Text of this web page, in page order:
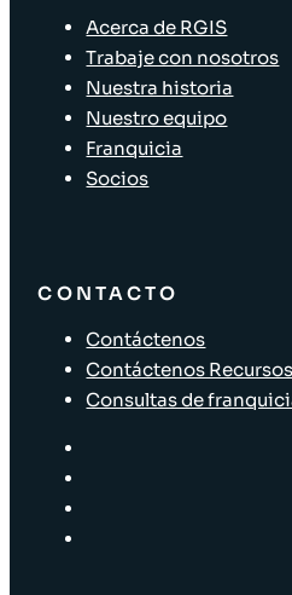
Acerca de RGIS
Trabaje con nosotros
Nuestra historia
Nuestro equipo
Franquicia
Socios
CONTACTO
Contáctenos
Contáctenos
Consultas de